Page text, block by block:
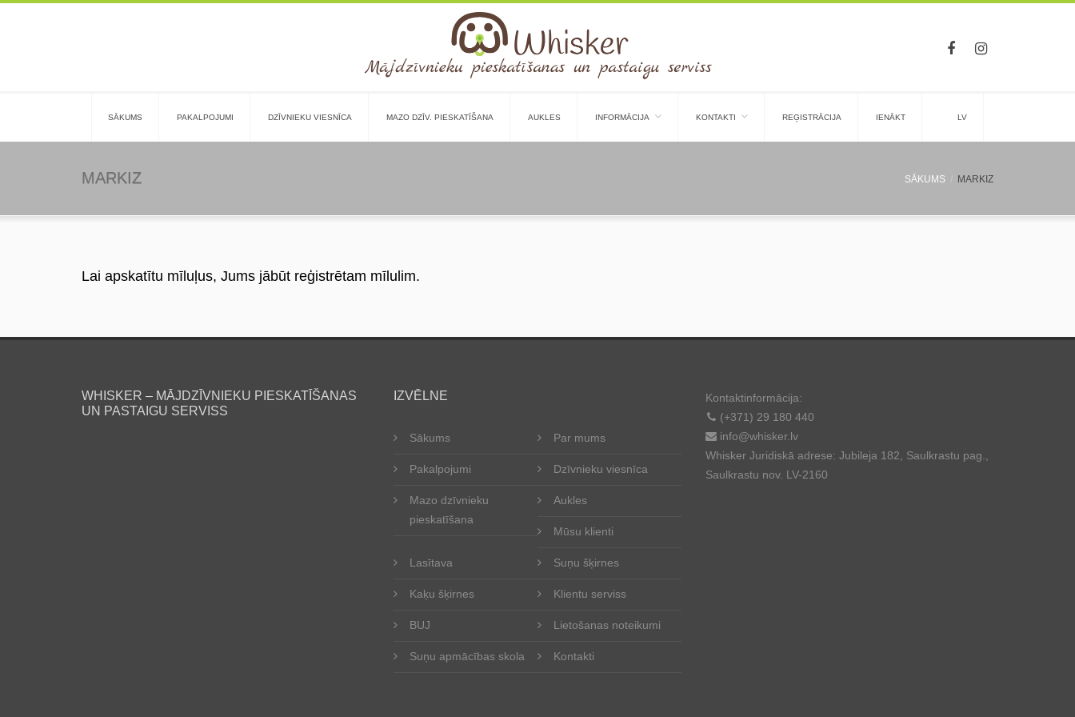
SĀKUMS PAKALPOJUMI DZĪVNIEKU VIESNĪCA MAZO DZĪV. PIESKATĪŠANA AUKLES INFORMĀCIJA KONTAKTI REĢISTRĀCIJA IENĀKT LV
MARKIZ SĀKUMS MARKIZ
Lai apskatītu mīluļus, Jums jābūt reģistrētam mīlulim.
WHISKER – MĀJDZĪVNIEKU PIESKATĪŠANAS
UN PASTAIGU SERVISS
IZVĒLNE
Sākums Par mums
Pakalpojumi Dzīvnieku viesnīca
Mazo dzīvnieku
pieskatīšana
Aukles
Mūsu klienti
Lasītava Suņu šķirnes
Kaķu šķirnes Klientu serviss
BUJ Lietošanas noteikumi
Suņu apmācības skola Kontakti
Kontaktinformācija:
(+371) 29 180 440
info@whisker.lv
Whisker Juridiskā adrese: Jubileja 182, Saulkrastu pag.,
Saulkrastu nov. LV-2160